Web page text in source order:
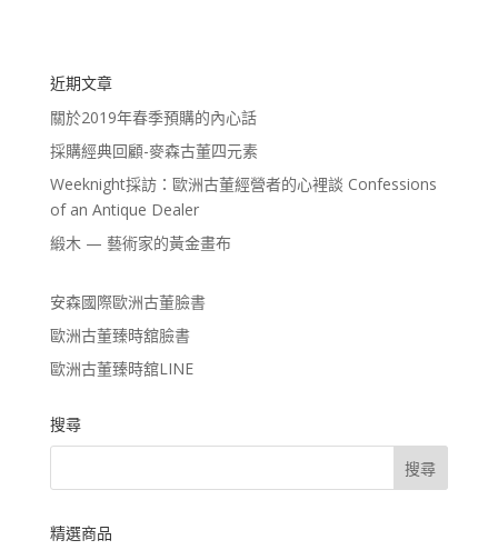
近期文章
關於2019年春季預購的內心話
採購經典回顧-麥森古董四元素
Weeknight採訪：歐洲古董經營者的心裡談 Confessions
of an Antique Dealer
緞木 — 藝術家的黃金畫布
安森國際歐洲古董臉書
歐洲古董臻時舘臉書
歐洲古董臻時舘LINE
搜尋
精選商品